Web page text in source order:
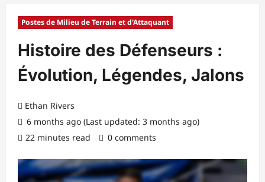
Postes de Milieu de Terrain et d'Attaquant
Histoire des Défenseurs :
Évolution, Légendes, Jalons
Ethan Rivers
6 months ago (Last updated: 3 months ago)
22 minutes read
0 comments